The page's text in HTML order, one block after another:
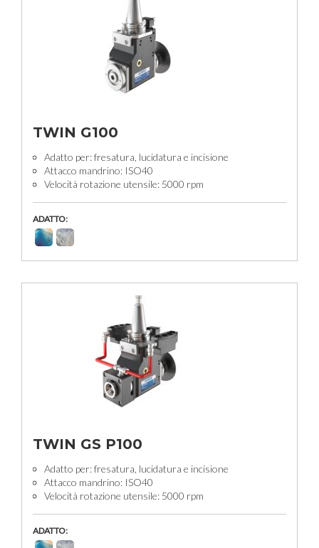
TWIN G100
Adatto per: fresatura, lucidatura e incisione
Attacco mandrino: ISO40
Velocità rotazione utensile: 5000 rpm
ADATTO:
TWIN GS P100
Adatto per: fresatura, lucidatura e incisione
Attacco mandrino: ISO40
Velocità rotazione utensile: 5000 rpm
ADATTO: